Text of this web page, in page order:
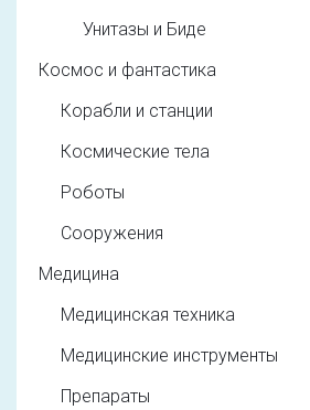
Унитазы и Биде
Космос и фантастика
Корабли и станции
Космические тела
Роботы
Сооружения
Медицина
Медицинская техника
Медицинские инструменты
Препараты